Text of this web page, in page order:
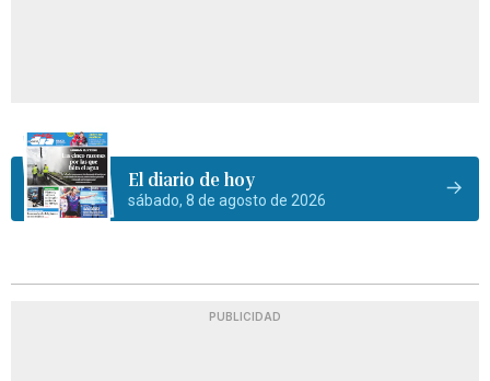
El diario de hoy
sábado, 8 de agosto de 2026
PUBLICIDAD